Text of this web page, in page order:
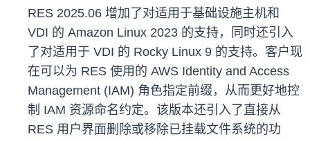
RES 2025.06 增加了对适用于基础设施主机和
VDI 的 Amazon Linux 2023 的支持，同时还引入
了对适用于 VDI 的 Rocky Linux 9 的支持。客户现
在可以为 RES 使用的 AWS Identity and Access
Management (IAM) 角色指定前缀，从而更好地控
制 IAM 资源命名约定。该版本还引入了直接从
RES 用户界面删除或移除已挂载文件系统的功